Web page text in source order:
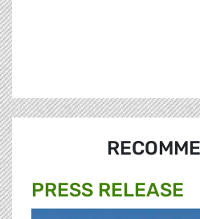
PRESS RELEASE